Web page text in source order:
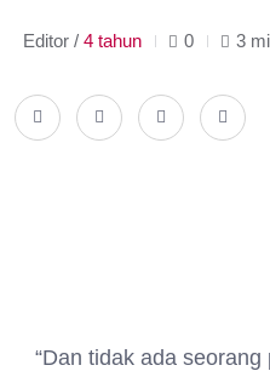
Editor / 4 tahun 0 3
“Dan tidak ada